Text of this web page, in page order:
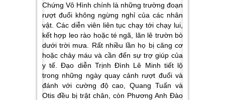
Chứng Vô Hình chính là những trường đoạn
rượt đuổi không ngừng nghỉ của các nhân
vật. Các diễn viên liên tục chạy tới chạy lui,
kết hợp leo rào hoặc té ngã, lăn lê trườn bò
dưới trời mưa. Rất nhiều lần họ bị căng cơ
hoặc chảy máu và cần đến sự trợ giúp của
y tế. Đạo diễn Trịnh Đình Lê Minh tiết lộ
trong những ngày quay cảnh rượt đuổi và
đánh với cường độ cao, Quang Tuấn và
Otis đều bị trật chân, còn Phương Anh Đào